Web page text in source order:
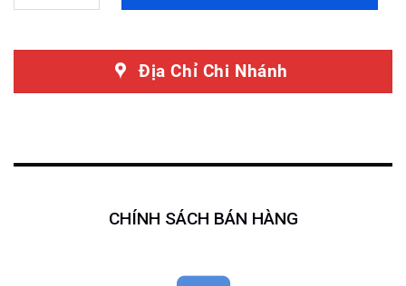
Địa Chỉ Chi Nhánh
CHÍNH SÁCH BÁN HÀNG